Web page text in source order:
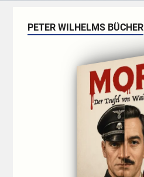
PETER WILHELMS BÜCHER